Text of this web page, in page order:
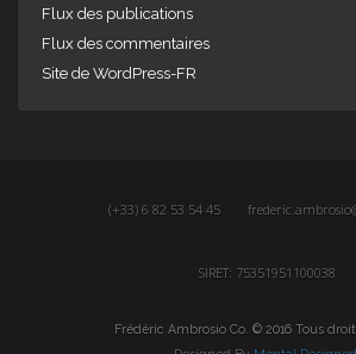
Flux des publications
Flux des commentaires
Site de WordPress-FR
(+33) 6 82 53 54 45
SIRET: 75351951100038
Frédéric Ambrosio Co. © 2016 Tous